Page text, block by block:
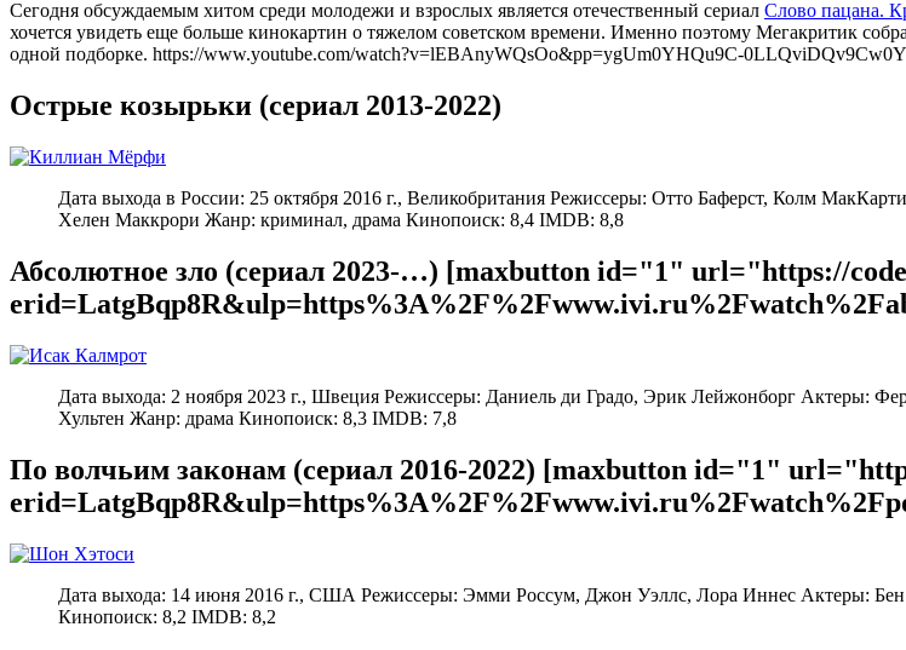
Сегодня обсуждаемым хитом среди молодежи и взрослых является отечественный сериал Слово пацана.
хочется увидеть еще больше кинокартин о тяжелом советском времени. Именно поэтому Мегакритик
одной подборке. https://www.youtube.com/watch?v=lEBAnyWQsOo&pp=ygUm0YHQu9C-
Острые козырьки (сериал 2013-2022)
Дата выхода в России: 25 октября 2016 г., Великобритания Режиссеры: Отто Баферст, Колм
Хелен Маккрори Жанр: криминал, драма Кинопоиск: 8,4 IMDB: 8,8
Абсолютное зло (сериал 2023-…) [maxbutton id="1" url="https://
Дата выхода: 2 ноября 2023 г., Швеция Режиссеры: Даниель ди Градо, Эрик Лейжонборг Актеры:
Хультен Жанр: драма Кинопоиск: 8,3 IMDB: 7,8
По волчьим законам (сериал 2016-2022) [maxbutton id="1"
Дата выхода: 14 июня 2016 г., США Режиссеры: Эмми Россум, Джон Уэллс, Лора Иннес Актеры:
Кинопоиск: 8,2 IMDB: 8,2